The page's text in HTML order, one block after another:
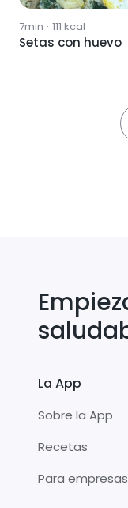
7min · 111 kcal
Setas con huevo
La App
Sobre la App
Recetas
Para empresas